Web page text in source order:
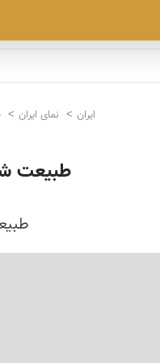
ایران نمای ایران
طبیعت